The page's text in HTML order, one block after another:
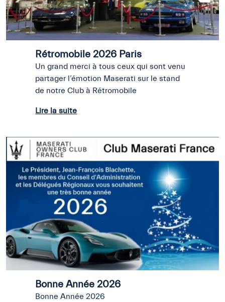
Rétromobile 2026 Paris
Un grand merci à tous ceux qui sont venu
partager l’émotion Maserati sur le stand
de notre Club à Rétromobile
Lire la suite
Bonne Année 2026
Bonne Année 2026